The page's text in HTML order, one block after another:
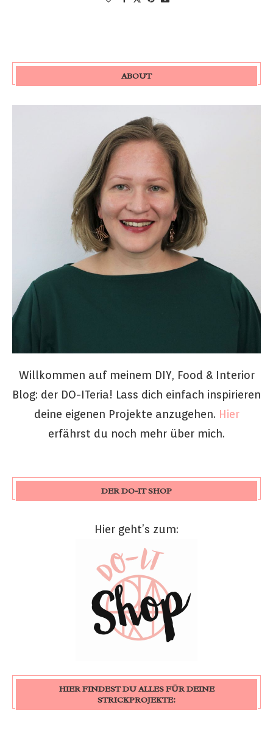
ABOUT
Willkommen auf meinem DIY, Food & Interior
Blog: der DO-ITeria! Lass dich einfach inspirieren
deine eigenen Projekte anzugehen. Hier
erfährst du noch mehr über mich.
DER DO-IT SHOP
Hier geht’s zum:
HIER FINDEST DU ALLES FÜR DEINE
STRICKPROJEKTE: